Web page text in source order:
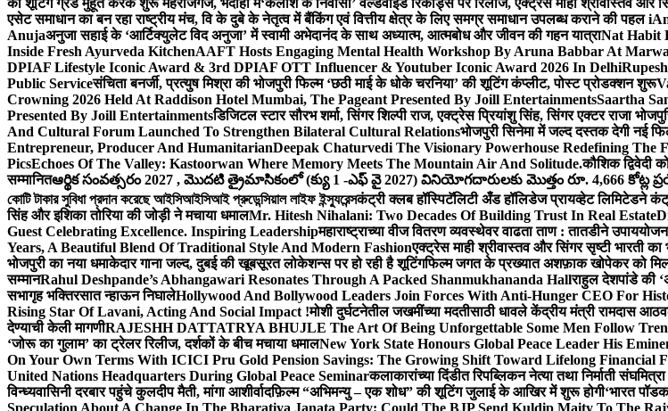
की शूटिंग ग्रैंड मुहूर्त करके शुरू महराजगंज, भदोही में‘कैलाश के निवासी’ वर्ल्डवाइड रिकॉर्ड्स पर रिलीज, एक्ट्रेस माही श्रीवास्तव और
एसेट समाधान का बन रहा राष्ट्रीय मंच, वि के दुबे के नेतृत्व में बैंकिंग एवं वित्तीय क्षेत्र के लिए समग्र समाधान उपलब्ध कराने की पहल i
Anujaअनुजा सहाई के ‘आर्टिक्युलेट विद अनुजा’ में स्वामी अभेदानंद के साथ अध्यात्म, आत्मबोध और जीवन की गहन यात्राNat Habit
Inside Fresh Ayurveda KitchenAAFT Hosts Engaging Mental Health Workshop By Aruna Babbar At
DPIAF Lifestyle Iconic Award & 3rd DPIAF OTT Influencer & Youtuber Iconic Award 2026 In Delhi
Public Serviceसंचिता बनर्जी, प्रत्युष मिश्रा की भोजपुरी फिल्म ‘छठी माई के धोके चरनिया’ की शूटिंग कंप्लीट, पोस्ट प्रोडक्शन शुरू
Crowning 2026 Held At Raddison Hotel Mumbai, The Pageant Presented By Joill EntertainmentsSaartha
Presented By Joill Entertainmentsडिजिटल स्टार सौरभ शर्मा, सिंगर शिल्पी राज, एक्ट्रेस प्रियांशु सिंह, सिंगर एक्टर राजा
And Cultural Forum Launched To Strengthen Bilateral Cultural Relationsभोजपुरी सिनेमा में जल्द दस्तक देगी नई
Entrepreneur, Producer And HumanitarianDeepak Chaturvedi The Visionary Powerhouse Redefining The
PicsEchoes Of The Valley: Kastoorwan Where Memory Meets The Mountain Air And Solitude.कौशिक द्विवेदी
सम्मानितఆర్థిక సంవత్సరం 2027 , మొదటి త్రైమాసికంలో (క్యు 1 -ఎఫ్ వై 2027) వినియోగదారులకు మొత్తం రూ. 4,666
কোটি টাকার সুবিধা প্রদান করেছে আইসিআইসিআই প্রুডেন্সিয়াল লাইফ ইন্স্যুরেন্সकंट्री क्लब हॉस्पिटॅलिटी अँड हॉलिडेज प्रायव्हेट लिमिटेडने
सिंह और इशिका तोरिया की जोड़ी ने मचाया धमालMr. Hitesh Nihalani: Two Decades Of Building Trust In Real Estate
Guest Celebrating Excellence. Inspiring Leadershipमहाराष्ट्राच्या वीज वितरण व्यवस्थेवर वाढता ताण : तातडीने
Years, A Beautiful Blend Of Traditional Style And Modern Fashionएक्ट्रेस माही श्रीवास्तव और सिंगर सृष्टी भारती
भोजपुरी का नया धमाकेदार गाना जल्द, दुबई की खूबसूरत लोकेशन्स पर हो रही है शूटिंगफिल्म जगत के प्रख्यात अशफ़ाक खोपेकर को मिला
सम्मानRahul Deshpande’s Abhangawari Resonates Through A Packed Shanmukhananda Hallराहुल देशपांडे की
सभागृह भक्तिरसात न्हाऊन निघालेHollywood And Bollywood Leaders Join Forces With Anti-Hunger CEO For
Rising Star Of Lavani, Acting And Social Impact !मोशी दुर्घटनेतील जखमींच्या मदतीसाठी धावले केंद्रीय मंत्री रामदास
देण्याची केली मागणीRAJESHH DATTATRYA BHUJLE The Art Of Being Unforgettable Some Men Follow
‘जोरू का गुलाम’ का ट्रेलर रिलीज, दर्शकों के बीच मचाया धमालNew York State Honours Global Peace Leader His
On Your Own Terms With ICICI Pru Gold Pension Savings: The Growing Shift Toward Lifelong Financial
United Nations Headquarters During Global Peace Seminarकलाकारांच्या दिंडीत रिपब्लिकन नेत्या तथा निर्माती
विन्ध्यवासिनी दरबार पहुंचे कुलदीप मैती, मांगा आशीर्वादफ़िल्म “अभिमन्यु – एक शोध” की शूटिंग जुलाई के आखिर में शुरू होगी‘भारत